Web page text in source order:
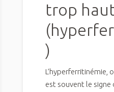
trop
)
L’hyperferritinémie,
est souvent le signe